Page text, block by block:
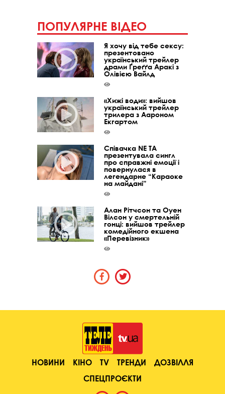
ПОПУЛЯРНЕ ВІДЕО
Я хочу від тебе сексу:
презентовано
український трейлер
драми Ґреґґа Аракі з
Олівією Вайлд
«Хижі води»: вийшов
український трейлер
трилера з Аароном
Екгартом
Співачка NE TA
презентувала сингл
про справжні емоції і
повернулася в
легендарне “Караоке
на майдані”
Алан Рітчсон та Оуен
Вілсон у смертельній
гонці: вийшов трейлер
комедійного екшена
«Перевізник»
НОВИНИ КІНО TV ТРЕНДИ
ДОЗВІЛЛЯ
СПЕЦПРОЄКТИ